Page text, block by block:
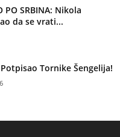
PO SRBINA: Nikola
da se vrati...
Potpisao Tornike Šengelija!